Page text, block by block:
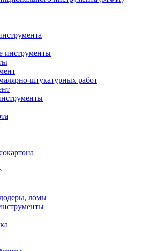
инструменты
штукатурных работ
ломы